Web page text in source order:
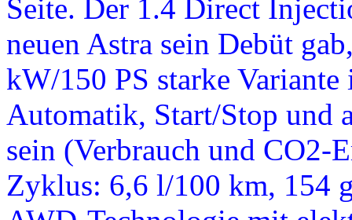
Seite. Der 1.4 Direct
neuen Astra sein Debüt
kW/150 PS starke
Automatik, Start/Stop und
sein (Verbrauch und CO2-
Zyklus: 6,6 l/100 km, 154